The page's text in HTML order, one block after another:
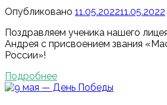
Опубликовано 11.05.202211.05.2022
Поздравляем ученика нашего
Андрея с присвоением звания
России»!
Подробнее